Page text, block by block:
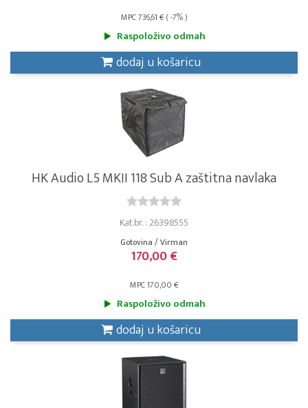
MPC 736,61 € ( -7% )
Raspoloživo odmah
dodaj u košaricu
HK Audio L5 MKII 118 Sub A zaštitna navlaka
Kat.br. : 26398555
Gotovina / Virman
170,00 €
MPC 170,00 €
Raspoloživo odmah
dodaj u košaricu